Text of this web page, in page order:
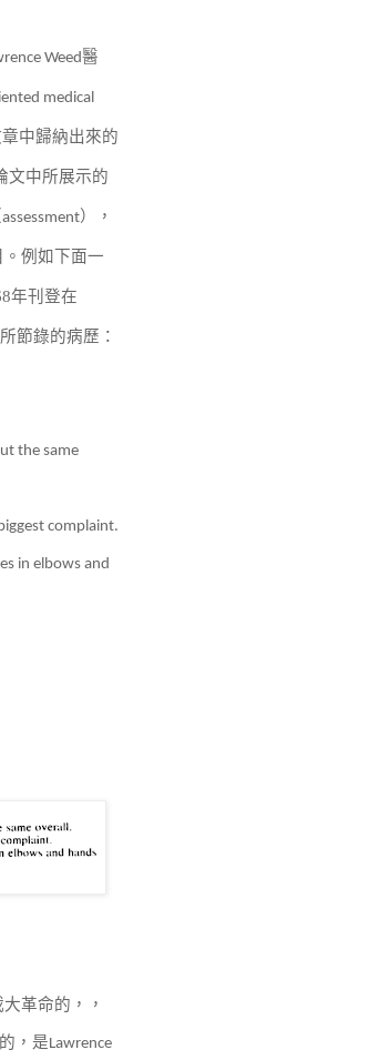
Weed醫
medical
中歸納出來的
文中所展示的
assessment），
。例如下面一
年刊登在
節錄的病歷：
the same
complaint.
in elbows and
革命的，，
，是Lawrence